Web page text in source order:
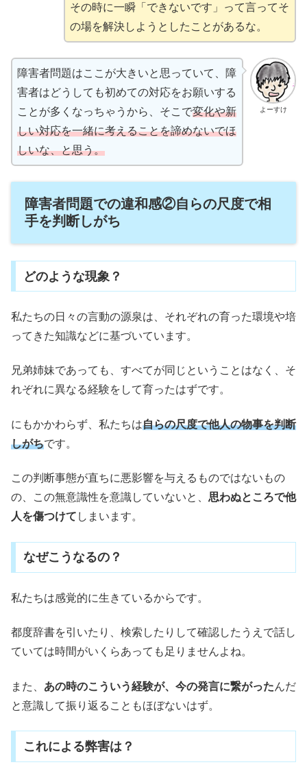
その時に一瞬「できないです」って言ってそ
の場を解決しようとしたことがあるな。
よーすけ
障害者問題はここが大きいと思っていて、障
害者はどうしても初めての対応をお願いする
ことが多くなっちゃうから、そこで変化や新
しい対応を一緒に考えることを諦めないでほ
しいな、と思う。
障害者問題での違和感②自らの尺度で相
手を判断しがち
どのような現象？
私たちの日々の言動の源泉は、それぞれの育った環境や培
ってきた知識などに基づいています。
兄弟姉妹であっても、すべてが同じということはなく、そ
れぞれに異なる経験をして育ったはずです。
にもかかわらず、私たちは自らの尺度で他人の物事を判断
しがちです。
この判断事態が直ちに悪影響を与えるものではないもの
の、この無意識性を意識していないと、 思わぬところで他
人を傷つけて しまいます。
なぜこうなるの？
私たちは感覚的に生きているからです。
都度辞書を引いたり、検索したりして確認したうえで話し
ていては時間がいくらあっても足りませんよね。
また、 あの時のこういう経験が、今の発言に繋がったんだ
と意識して振り返ることもほぼないはず。
これによる弊害は？